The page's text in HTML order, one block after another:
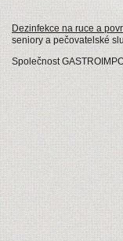
Dezinfekce na ruce a
seniory a pečovatelské
Společnost